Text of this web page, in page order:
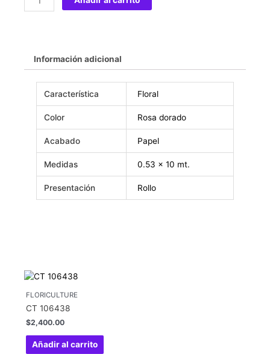
Información adicional
Característica Floral
Color Rosa dorado
Acabado Papel
Medidas 0.53 x 10 mt.
Presentación Rollo
FLORICULTURE
CT 106438
$2,400.00
Añadir al carrito